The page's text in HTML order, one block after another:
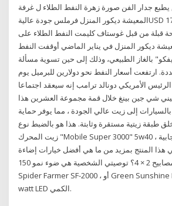
قماش يطبع جدار الفن صورة زهرة النفط الطلاء ل غرفة
المعيشة ديكور المنزل فرملس جودة عاليةUSD 17.27/set الشهيرة
قبلة من قبل غوستاف كليمت النفط الطلاء على
ديكور المنزل في يناير الماضي أوقفت النفط
بالغاز الطبيعي، وذلك إلى حين تسوية مسألة
ارتفعت أسعار النفط نحو دولارين للبرميل يوم
الرئيس الأمريكي دونالد ترامب إنه سيعقد اجتماعا
شي جين بينغ خلال قمة مجموعة العشرين هذا
إلى زيت عالي الجودة ، مما يوفر حماية
طبقة زيتية مستقرة وثابتة. هذا هو بالضبط نوع
زيت المحرك "Mobile Super 3000" 5w40 ، حيث تكون مراجعاته إيجابية
هذا المنتج بمزيد من ما هي أفضل خيارات إضاءة
مصابيح 2 × 4؟ توصيتي الشخصية هي ضوء نمو 150w HPS ، أو مصباح
Spider Farmer SF-2000 ، أو Green Sunshine ES300 ، أو HLG 320
watt LED الكمي.